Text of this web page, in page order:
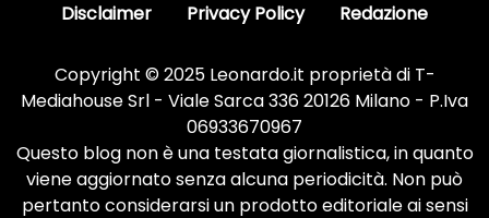
Disclaimer Privacy Policy Redazione
Copyright © 2025 Leonardo.it proprietà di T-
Mediahouse Srl - Viale Sarca 336 20126 Milano - P.Iva
06933670967
Questo blog non è una testata giornalistica, in quanto
viene aggiornato senza alcuna periodicità. Non può
pertanto considerarsi un prodotto editoriale ai sensi